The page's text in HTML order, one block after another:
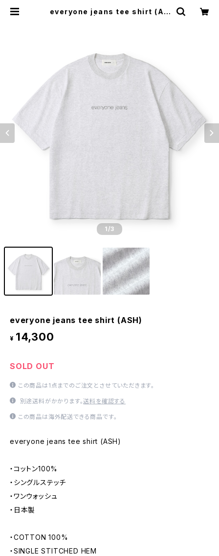
everyone jeans tee shirt (AS
1/3
everyone jeans tee shirt (ASH)
¥ 14,300
SOLD OUT
この商品は1点までのご注文とさせていただきます。
別途送料がかかります。送料を確認する
この商品は海外配送できる商品です。
everyone jeans tee shirt (ASH)
・コットン100%
・シングルステッチ
・ワンウォッシュ
・日本製
・COTTON 100%
・SINGLE STITCHED HEM